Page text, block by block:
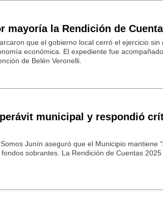
mayoría la Rendición de
que el gobierno local cerró el ejercicio sin
económica. El expediente fue
de Belén Veronelli.
municipal y respondió
Junín aseguró que el Municipio mantiene
sobrantes. La Rendición de Cuentas